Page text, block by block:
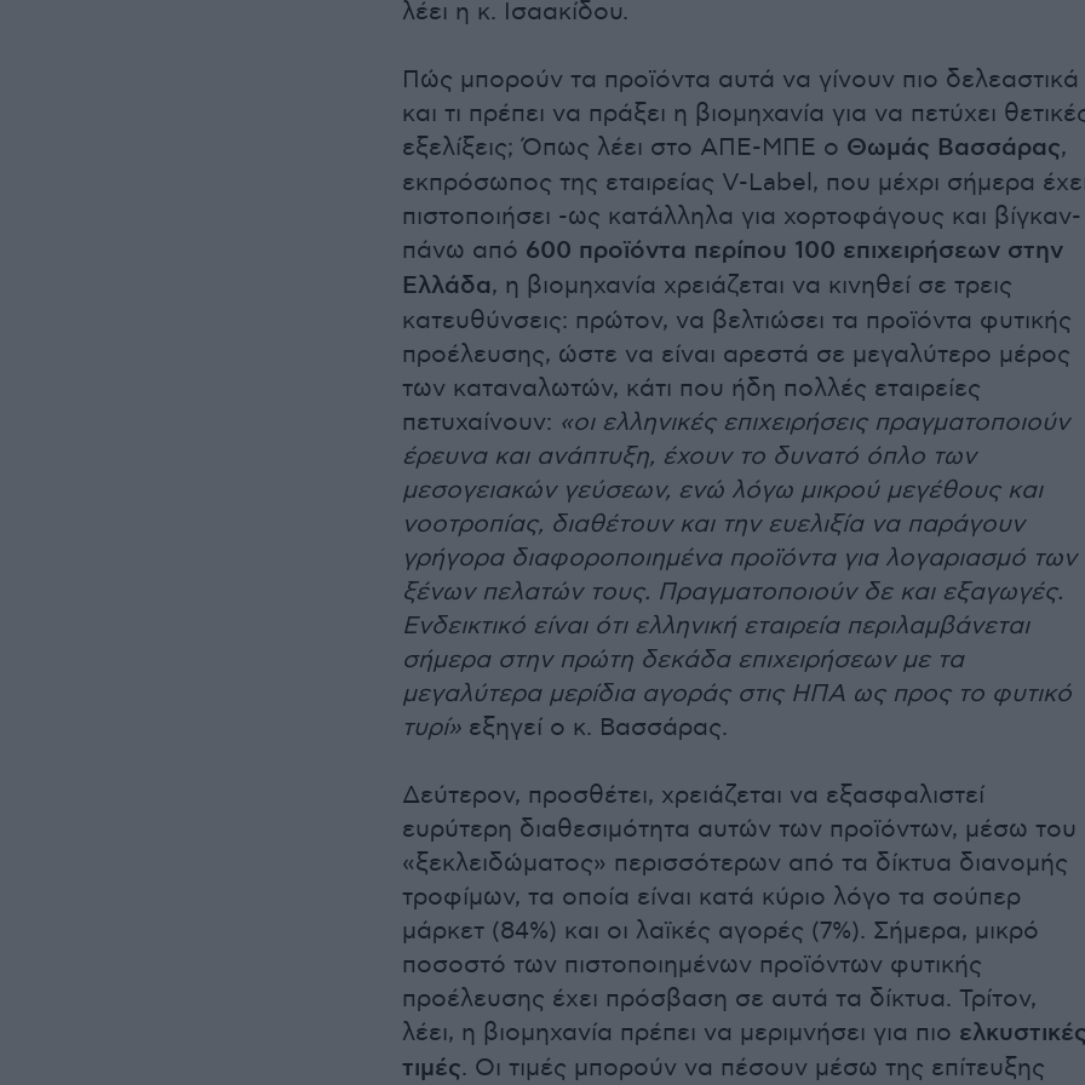
λέει η κ. Ισαακίδου.
Πώς μπορούν τα προϊόντα αυτά να γίνουν πιο δελεαστικά
και τι πρέπει να πράξει η βιομηχανία για να πετύχει
εξελίξεις; Όπως λέει στο ΑΠΕ-ΜΠΕ ο Θωμάς Βασσάρας,
εκπρόσωπος της εταιρείας V-Label, που μέχρι σήμερα
πιστοποιήσει -ως κατάλληλα για χορτοφάγους και βίγκαν-
πάνω από 600 προϊόντα περίπου 100 επιχειρήσεων στην
Ελλάδα, η βιομηχανία χρειάζεται να κινηθεί σε τρεις
κατευθύνσεις: πρώτον, να βελτιώσει τα προϊόντα φυτικής
προέλευσης, ώστε να είναι αρεστά σε μεγαλύτερο μέρος
των καταναλωτών, κάτι που ήδη πολλές εταιρείες
πετυχαίνουν: «οι ελληνικές επιχειρήσεις πραγματοποιούν
έρευνα και ανάπτυξη, έχουν το δυνατό όπλο των
μεσογειακών γεύσεων, ενώ λόγω μικρού μεγέθους και
νοοτροπίας, διαθέτουν και την ευελιξία να παράγουν
γρήγορα διαφοροποιημένα προϊόντα για λογαριασμό των
ξένων πελατών τους. Πραγματοποιούν δε και εξαγωγές.
Ενδεικτικό είναι ότι ελληνική εταιρεία περιλαμβάνεται
σήμερα στην πρώτη δεκάδα επιχειρήσεων με τα
μεγαλύτερα μερίδια αγοράς στις ΗΠΑ ως προς το φυτικό
τυρί» εξηγεί ο κ. Βασσάρας.
Δεύτερον, προσθέτει, χρειάζεται να εξασφαλιστεί
ευρύτερη διαθεσιμότητα αυτών των προϊόντων, μέσω του
«ξεκλειδώματος» περισσότερων από τα δίκτυα διανομής
τροφίμων, τα οποία είναι κατά κύριο λόγο τα σούπερ
μάρκετ (84%) και οι λαϊκές αγορές (7%). Σήμερα, μικρό
ποσοστό των πιστοποιημένων προϊόντων φυτικής
προέλευσης έχει πρόσβαση σε αυτά τα δίκτυα. Τρίτον,
λέει, η βιομηχανία πρέπει να μεριμνήσει για πιο
τιμές. Οι τιμές μπορούν να πέσουν μέσω της επίτευξης